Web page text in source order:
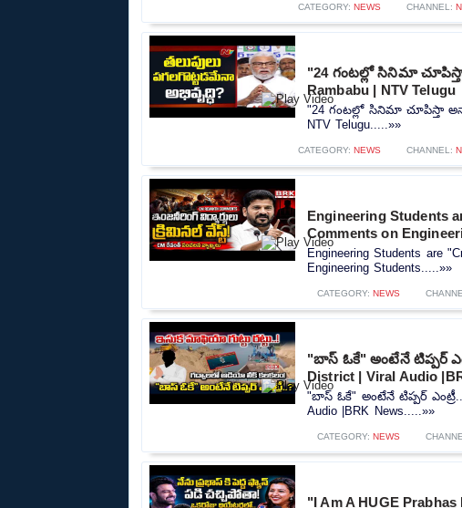
CATEGORY: NEWS CHANNEL:
"24 గంటల్లో సినిమా
Rambabu | NTV Telugu
"24 గంటల్లో సినిమా చూపిస్తా
NTV Telugu.....»»
CATEGORY: NEWS CHANNEL:
Engineering Students
Comments on
Engineering Students are
Engineering Students.....»»
CATEGORY: NEWS
"బాస్ ఓకే" అంటేనే టిప్పర్
District | Viral Audio
"బాస్ ఓకే" అంటేనే టిప్పర్
Audio |BRK News.....»»
CATEGORY: NEWS
"I Am A HUGE